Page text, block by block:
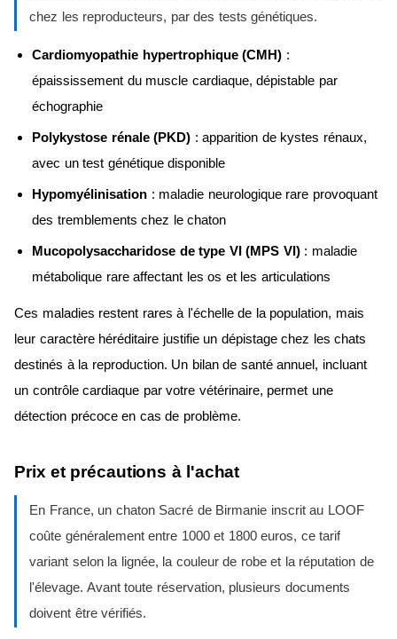
chez les reproducteurs, par des tests génétiques.
Cardiomyopathie hypertrophique (CMH) :
épaississement du muscle cardiaque, dépistable par
échographie
Polykystose rénale (PKD) : apparition de kystes rénaux,
avec un test génétique disponible
Hypomyélinisation : maladie neurologique rare provoquant
des tremblements chez le chaton
Mucopolysaccharidose de type VI (MPS VI): maladie
métabolique rare affectant les os et les articulations
Ces maladies restent rares à l'échelle de la population, mais
leur caractère héréditaire justifie un dépistage chez les chats
destinés à la reproduction. Un bilan de santé annuel, incluant
un contrôle cardiaque par votre vétérinaire, permet une
détection précoce en cas de problème.
Prix et précautions à l'achat
En France, un chaton Sacré de Birmanie inscrit au LOOF
coûte généralement entre 1000 et 1800 euros, ce tarif
variant selon la lignée, la couleur de robe et la réputation de
l'élevage. Avant toute réservation, plusieurs documents
doivent être vérifiés.